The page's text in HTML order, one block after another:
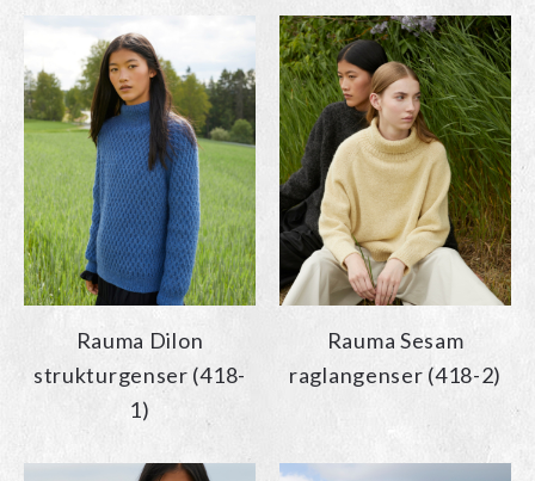
Rauma Dilon
strukturgenser (418-
1)
Rauma Sesam
raglangenser (418-2)